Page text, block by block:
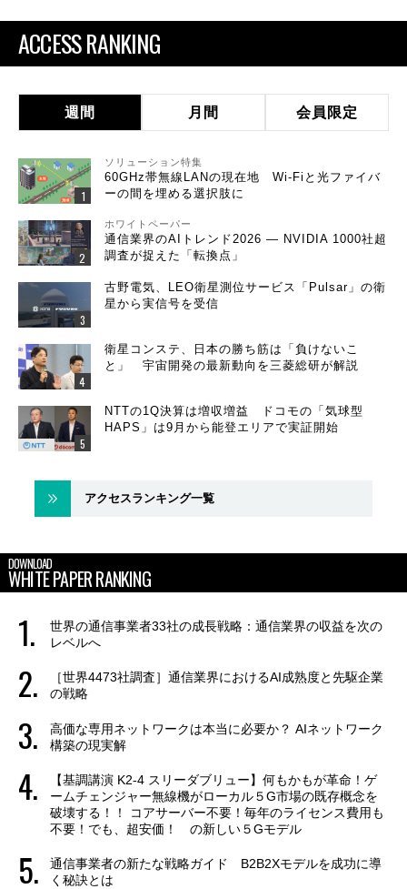
ACCESS RANKING
週間 月間 会員限定
ソリューション特集
60GHz帯無線LANの現在地 Wi-Fiと光ファイバ
ーの間を埋める選択肢に
ホワイトペーパー
通信業界のAIトレンド2026 ― NVIDIA 1000社超
調査が捉えた「転換点」
古野電気、LEO衛星測位サービス「Pulsar」の衛
星から実信号を受信
衛星コンステ、日本の勝ち筋は「負けないこ
と」 宇宙開発の最新動向を三菱総研が解説
NTTの1Q決算は増収増益 ドコモの「気球型
HAPS」は9月から能登エリアで実証開始
アクセスランキング一覧
DOWNLOAD
WHITE PAPER RANKING
世界の通信事業者33社の成長戦略：通信業界の収益を次の
レベルへ
［世界4473社調査］通信業界におけるAI成熟度と先駆企業
の戦略
高価な専用ネットワークは本当に必要か？ AIネットワーク
構築の現実解
【基調講演 K2-4 スリーダブリュー】何もかもが革命！ゲ
ームチェンジャー無線機がローカル５G市場の既存概念を
破壊する！！ コアサーバー不要！毎年のライセンス費用も
不要！でも、超安価！ の新しい５Gモデル
通信事業者の新たな戦略ガイド B2B2Xモデルを成功に導
く秘訣とは